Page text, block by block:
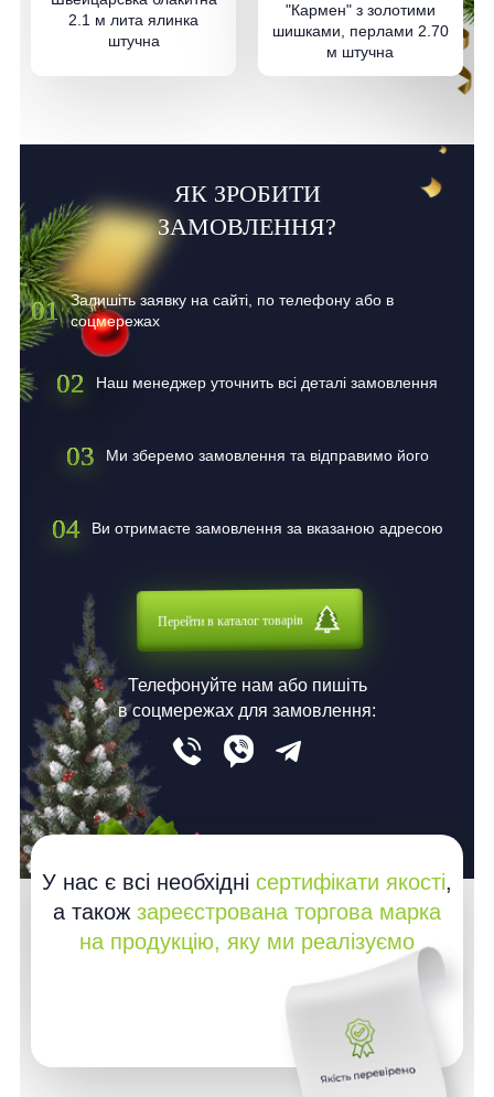
2.1 м лита ялинка
штучна
"Кармен" з золотими
шишками, перлами 2.70
м штучна
ЯК ЗРОБИТИ
ЗАМОВЛЕННЯ?
01
Залишіть заявку на сайті, по телефону або в
соцмережах
02 Наш менеджер уточнить всі деталі замовлення
03 Ми зберемо замовлення та відправимо його
04 Ви отримаєте замовлення за вказаною адресою
Перейти в каталог товарів
Телефонуйте нам або пишіть
в соцмережах для замовлення:
У нас є всі необхідні сертифікати якості,
а також зареєстрована торгова марка
на продукцію, яку ми реалізуємо